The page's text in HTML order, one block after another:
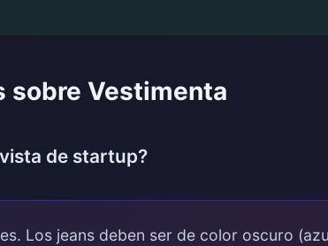
sobre Vestimenta
de startup?
Los jeans deben ser de color oscuro